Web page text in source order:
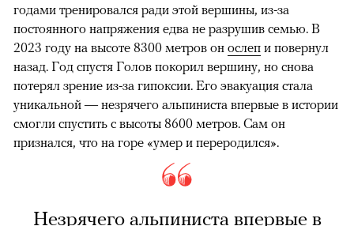
годами тренировался ради этой вершины, из-за
постоянного напряжения едва не разрушив семью. В
2023 году на высоте 8300 метров он ослеп и повернул
назад. Год спустя Голов покорил вершину, но снова
потерял зрение из-за гипоксии. Его эвакуация стала
уникальной — незрячего альпиниста впервые в истории
смогли спустить с высоты 8600 метров. Сам он
признался, что на горе «умер и переродился».
Незрячего альпиниста впервые в